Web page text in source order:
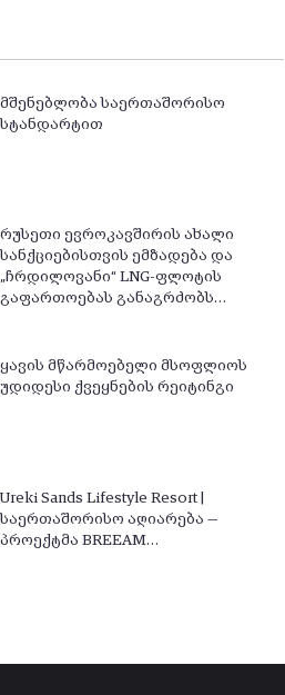
მშენებლობა საერთაშორისო
სტანდარტით
რუსეთი ევროკავშირის ახალი
სანქციებისთვის ემზადება და
„ჩრდილოვანი“ LNG-ფლოტის
გაფართოებას განაგრძობს…
ყავის მწარმოებელი მსოფლიოს
უდიდესი ქვეყნების რეიტინგი
Ureki Sands Lifestyle Resort |
საერთაშორისო აღიარება —
პროექტმა BREEAM…